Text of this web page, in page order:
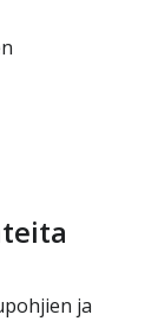
ja